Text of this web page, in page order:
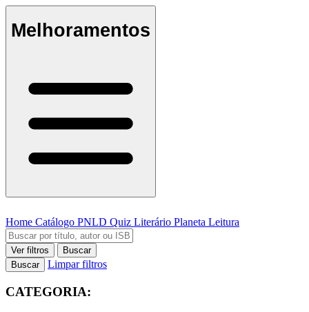
Melhoramentos
Home Catálogo PNLD Quiz Literário Planeta Leitura
Ver filtros
Buscar
Buscar
Limpar filtros
CATEGORIA: